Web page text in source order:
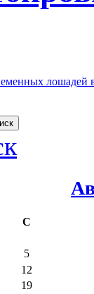
лошадей
С
5
12
19